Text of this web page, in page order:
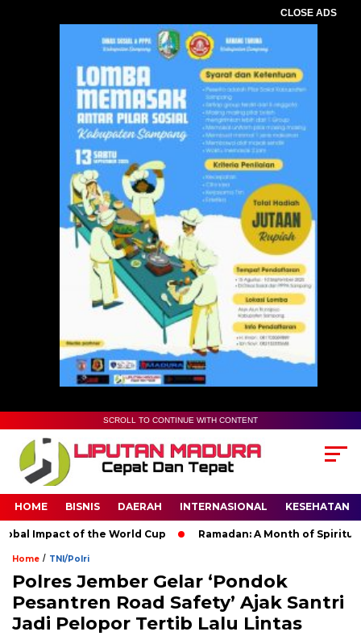
CLOSE ADS
SCROLL TO CONTINUE WITH CONTENT
HOME BISNIS DAERAH INTERNASIONAL KESEHATAN
Impact of the World Cup Ramadan: A Month of
Home / TNI/Polri
Polres Jember Gelar ‘Pondok
Pesantren Road Safety’ Ajak Santri
Jadi Pelopor Tertib Lalu Lintas